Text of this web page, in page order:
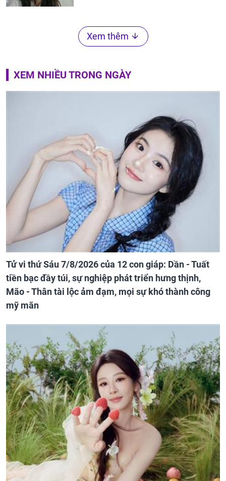
Xem thêm
XEM NHIỀU TRONG NGÀY
Tử vi thứ Sáu 7/8/2026 của 12 con giáp: Dần - Tuất
tiền bạc đầy túi, sự nghiệp phát triển hưng thịnh,
Mão - Thân tài lộc ảm đạm, mọi sự khó thành công
mỹ mãn